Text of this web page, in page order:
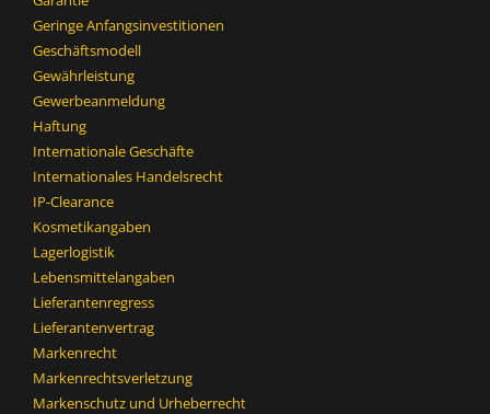
Geringe Anfangsinvestitionen
Geschäftsmodell
Gewährleistung
Gewerbeanmeldung
Haftung
Internationale Geschäfte
Internationales Handelsrecht
IP-Clearance
Kosmetikangaben
Lagerlogistik
Lebensmittelangaben
Lieferantenregress
Lieferantenvertrag
Markenrecht
Markenrechtsverletzung
Markenschutz und Urheberrecht